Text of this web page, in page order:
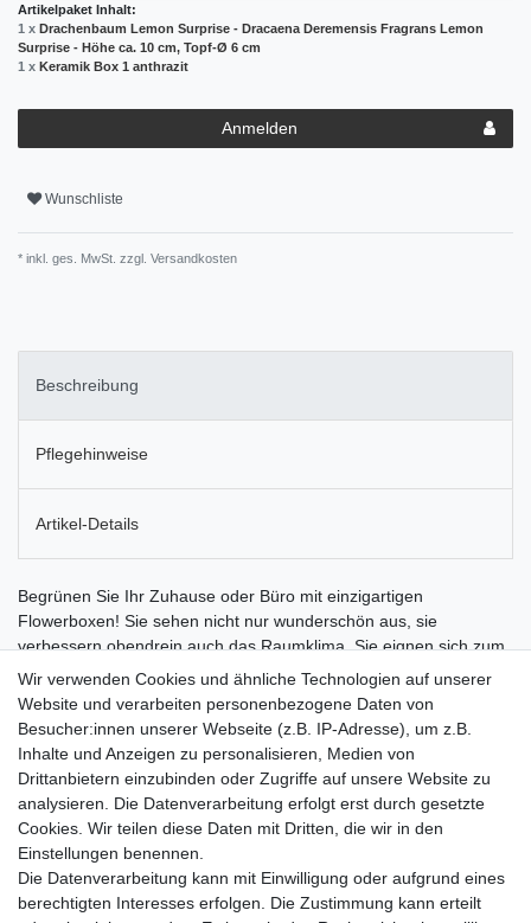
Artikelpaket Inhalt:
1 x Drachenbaum Lemon Surprise - Dracaena Deremensis Fragrans Lemon
Surprise - Höhe ca. 10 cm, Topf-Ø 6 cm
1 x Keramik Box 1 anthrazit
Anmelden
Wunschliste
* inkl. ges. MwSt. zzgl. Versandkosten
Beschreibung
Pflegehinweise
Artikel-Details
Begrünen Sie Ihr Zuhause oder Büro mit einzigartigen
Flowerboxen! Sie sehen nicht nur wunderschön aus, sie
verbessern obendrein auch das Raumklima. Sie eignen sich zum
Aufstellen oder zur Wandmontage. Durch das spezielle
Flowerbox-Moos können Flowerboxen an der Wand hängen,
ohne dass etwas heraus fällt. Auch frisch gegossen, kommt kein
Tropfen Feuchtigkeit aus den Flowerboxen. Zugleich sitzen die
Pflanzen fest in den Flowerboxen und können sich frei in den
Raum entwickeln. Flowerboxen sind besonders pflegeleicht. Das
spezielle Flowerbox-Moos speichert ein Vielfaches seines
Volumens an Feuchtigkeit und muss daher nur selten gegossen
werden. Mit dieser können Sie Ihre Flowerboxen direkt an der
Wand gießen. Ein Abnehmen von der Wand ist nicht nötig. Jede
Flowerbox wird nach Bestellung von Hand für Sie gefertigt.
Wir verwenden Cookies und ähnliche Technologien auf unserer
Website und verarbeiten personenbezogene Daten von
Besucher:innen unserer Webseite (z.B. IP-Adresse), um z.B.
Inhalte und Anzeigen zu personalisieren, Medien von
Drittanbietern einzubinden oder Zugriffe auf unsere Website zu
analysieren. Die Datenverarbeitung erfolgt erst durch gesetzte
Cookies. Wir teilen diese Daten mit Dritten, die wir in den
Einstellungen benennen.
Die Datenverarbeitung kann mit Einwilligung oder aufgrund eines
berechtigten Interesses erfolgen. Die Zustimmung kann erteilt